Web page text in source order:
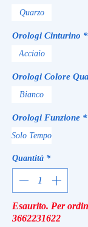
Quarzo
Orologi Cinturino *
Acciaio
Orologi Colore
Bianco
Orologi Funzione *
Solo Tempo
Quantità *
Esaurito. Per
3662231622